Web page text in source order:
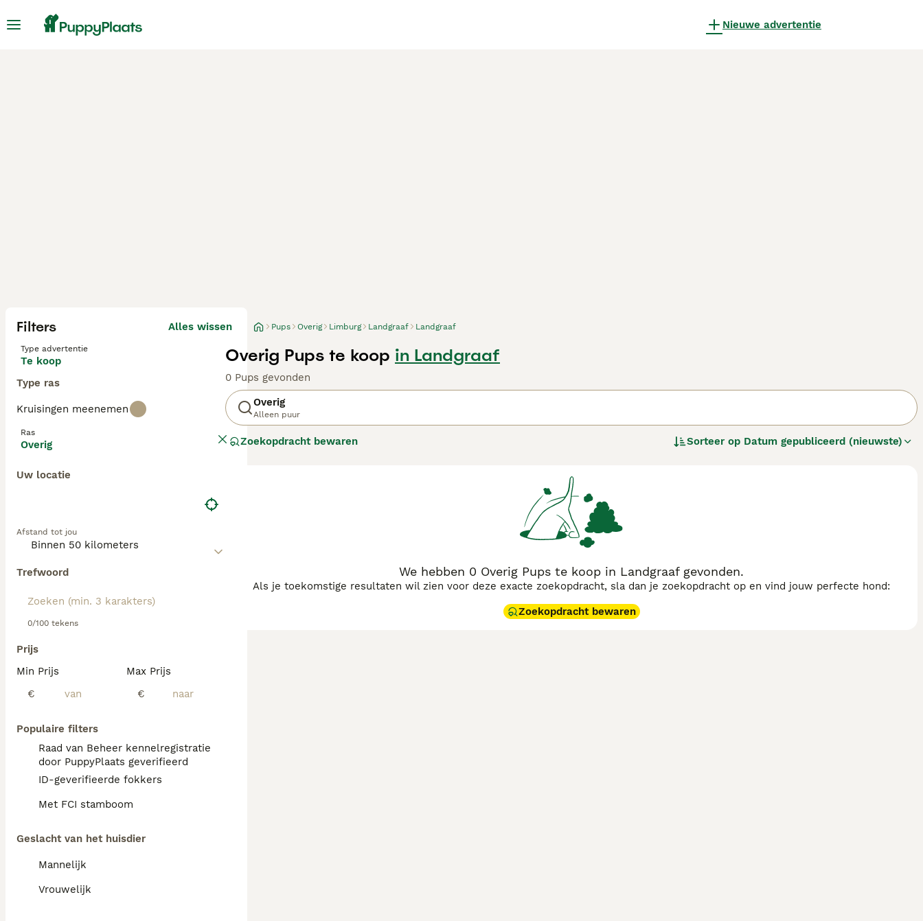
Nieuwe advertentie
Filters Alles wissen
Type advertentie
Te koop
Type ras
Kruisingen meenemen
Ras
Overig
Uw locatie
Afstand tot jou
Trefwoord
0/100 tekens
Prijs
Min Prijs
€
Max Prijs
€
Populaire filters
Raad van Beheer kennelregistratie
door PuppyPlaats geverifieerd
ID-geverifieerde fokkers
Met FCI stamboom
Geslacht van het huisdier
Mannelijk
Vrouwelijk
Pups Overig Limburg Landgraaf Landgraaf
Overig Pups te koop in Landgraaf
0 Pups gevonden
Overig
Alleen puur
Zoekopdracht bewaren Sorteer op Datum gepubliceerd (nieuwste)
We hebben 0 Overig Pups te koop in Landgraaf gevonden.
Als je toekomstige resultaten wil zien voor deze exacte zoekopdracht, sla dan je zoekopdracht op en vind jouw perfecte hond:
Zoekopdracht bewaren